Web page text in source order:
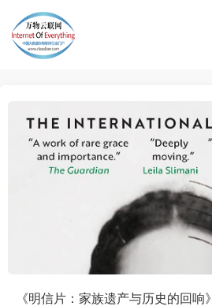
《明信片：家族遗产与历史的回响》